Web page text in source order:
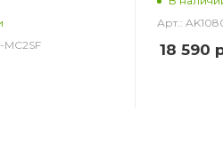
MC2SF
Арт.:
18 590